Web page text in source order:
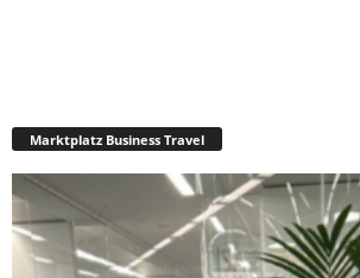
Marktplatz Business Travel